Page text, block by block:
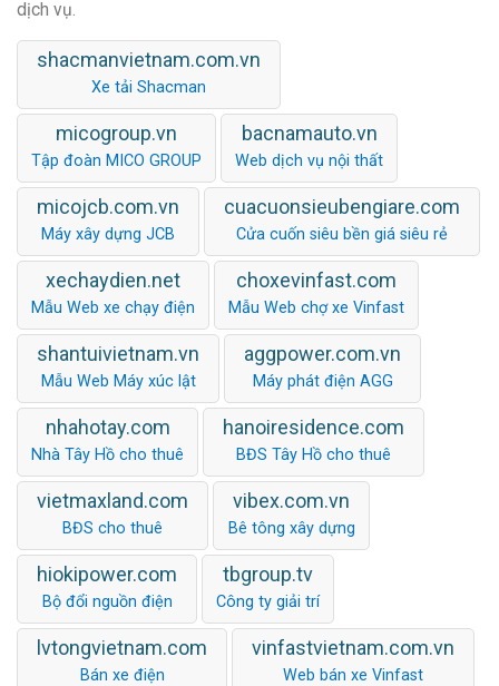
dịch vụ.
shacmanvietnam.com.vn
Xe tải Shacman
micogroup.vn
Tập đoàn MICO GROUP
bacnamauto.vn
Web dịch vụ nội thất
micojcb.com.vn
Máy xây dựng JCB
cuacuonsieubengiare.com
Cửa cuốn siêu bền giá siêu rẻ
xechaydien.net
Mẫu Web xe chạy điện
choxevinfast.com
Mẫu Web chợ xe Vinfast
shantuivietnam.vn
Mẫu Web Máy xúc lật
aggpower.com.vn
Máy phát điện AGG
nhahotay.com
Nhà Tây Hồ cho thuê
hanoiresidence.com
BĐS Tây Hồ cho thuê
vietmaxland.com
BĐS cho thuê
vibex.com.vn
Bê tông xây dựng
hiokipower.com
Bộ đổi nguồn điện
tbgroup.tv
Công ty giải trí
lvtongvietnam.com
Bán xe điện
vinfastvietnam.com.vn
Web bán xe Vinfast